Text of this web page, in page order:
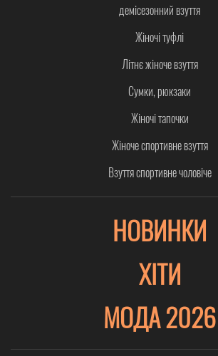
демісезонний взуття
Жіночі туфлі
Літнє жіноче взуття
Сумки, рюкзаки
Жіночі тапочки
Жіноче спортивне взуття
Взуття спортивне чоловіче
НОВИНКИ
ХІТИ
МОДА 2026